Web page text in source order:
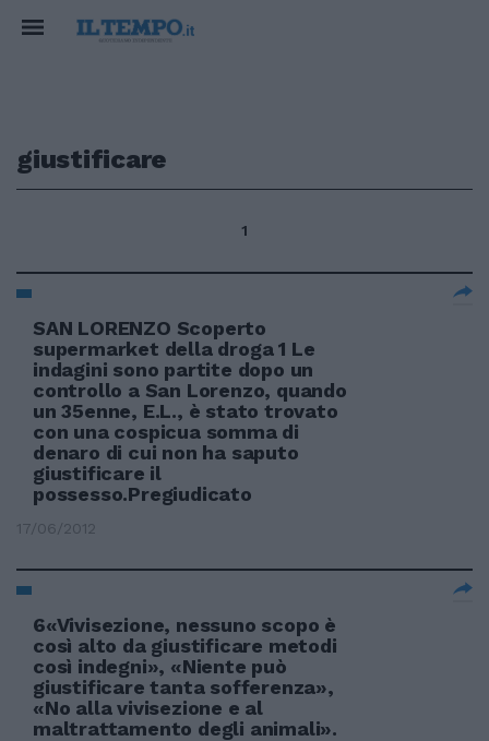
giustificare
1
SAN LORENZO Scoperto
supermarket della droga 1 Le
indagini sono partite dopo un
controllo a San Lorenzo, quando
un 35enne, E.L., è stato trovato
con una cospicua somma di
denaro di cui non ha saputo
giustificare il
possesso.Pregiudicato
17/06/2012
6«Vivisezione, nessuno scopo è
così alto da giustificare metodi
così indegni», «Niente può
giustificare tanta sofferenza»,
«No alla vivisezione e al
maltrattamento degli animali».